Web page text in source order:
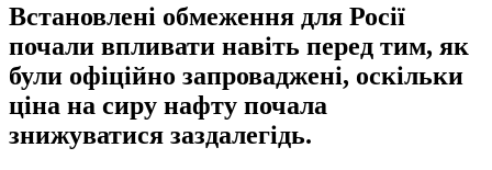
Встановлені обмеження для Росії
почали впливати навіть перед тим, як
були офіційно запроваджені, оскільки
ціна на сиру нафту почала
знижуватися заздалегідь.